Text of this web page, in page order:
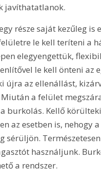
javíthatatlanok.
része saját kezűleg is
le kell teríteni a
elegyengettük,
le kell önteni az
újra az ellenállást,
a felület
burkolás. Kellő
az esetben is, nehogy
sérüljön.
használjunk.
a rendszer.